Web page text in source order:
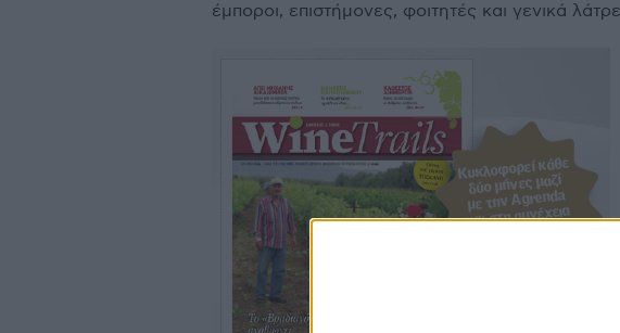
έµποροι, επιστήµονες, φοιτητές και γενικά